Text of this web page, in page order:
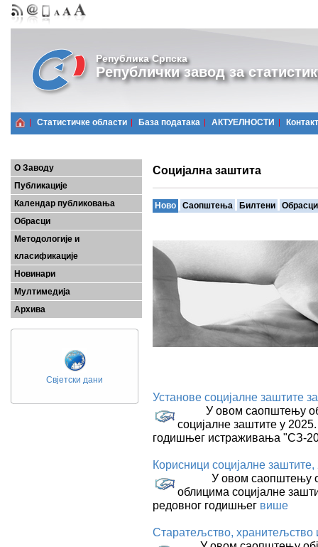
Република Српска
Републички завод за
Статистичке области Базa података АКТУЕЛНОСТИ Контакт
О Заводу
Публикације
Календар публиковања
Обрасци
Методологије и
класификације
Новинари
Мултимедија
Архива
Свјетски дани
Социјална заштита
Ново Саопштења Билтени Обрасци
Установе социјалне заштите
У овом саопштењу
социјалне заштите у
годишњег истраживања "СЗ-
Корисници социјалне заштите,
У овом саопштењу
облицима социјалне
редовног годишњег више
Старатељство, хранитељство